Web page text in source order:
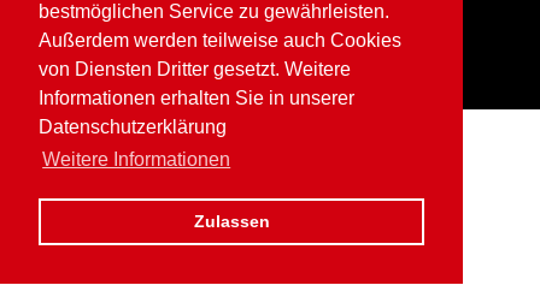
bestmöglichen Service zu gewährleisten.
Außerdem werden teilweise auch Cookies
von Diensten Dritter gesetzt. Weitere
Informationen erhalten Sie in unserer
Datenschutzerklärung
Weitere Informationen
Zulassen